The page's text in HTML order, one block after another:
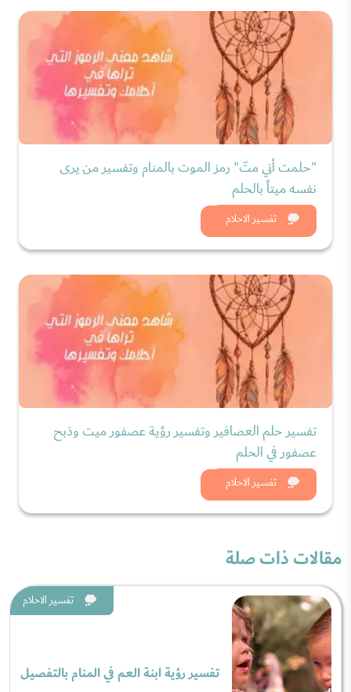
تفسير الاحلام
"حلمت أني متّ" رمز الموت بالمنام وتفسير من يرى
نفسه ميتاً بالحلم
شاهد الان
تفسير الاحلام
تفسير حلم العصافير وتفسير رؤية عصفور ميت وذبح
عصفور في الحلم
شاهد الان
مقالات ذات صلة
تفسير الاحلام
تفسير رؤية ابنة العم في المنام بالتفصيل